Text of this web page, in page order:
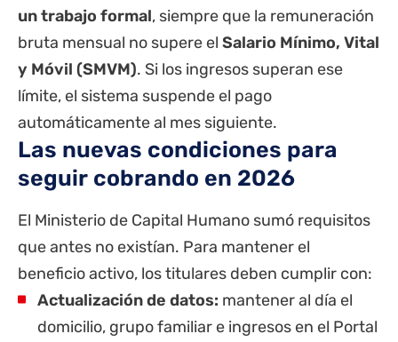
un trabajo formal, siempre que la remuneración
bruta mensual no supere el Salario Mínimo, Vital
y Móvil (SMVM). Si los ingresos superan ese
límite, el sistema suspende el pago
automáticamente al mes siguiente.
Las nuevas condiciones para
seguir cobrando en 2026
El Ministerio de Capital Humano sumó requisitos
que antes no existían. Para mantener el
beneficio activo, los titulares deben cumplir con:
Actualización de datos: mantener al día el
domicilio, grupo familiar e ingresos en el Portal